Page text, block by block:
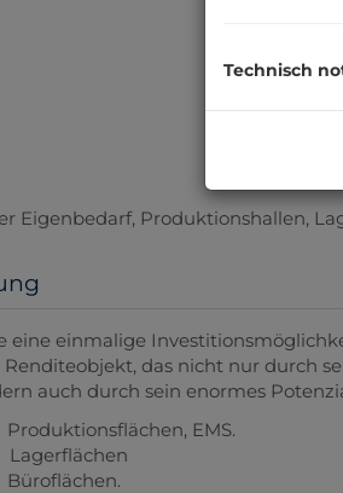
eine einmalige
das nicht nur durch
auch durch sein enormes
EMS.
Lagerflächen
Büroflächen.
Technisch